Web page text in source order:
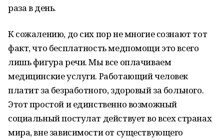
раза в день.
К сожалению, до сих пор не многие сознают тот
факт, что бесплатность медпомощи это всего
лишь фигура речи. Мы все оплачиваем
медицинские услуги. Работающий человек
платит за безработного, здоровый за больного.
Этот простой и единственно возможный
социальный постулат действует во всех странах
мира, вне зависимости от существующего